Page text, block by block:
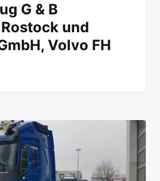
G & B
und
Volvo FH